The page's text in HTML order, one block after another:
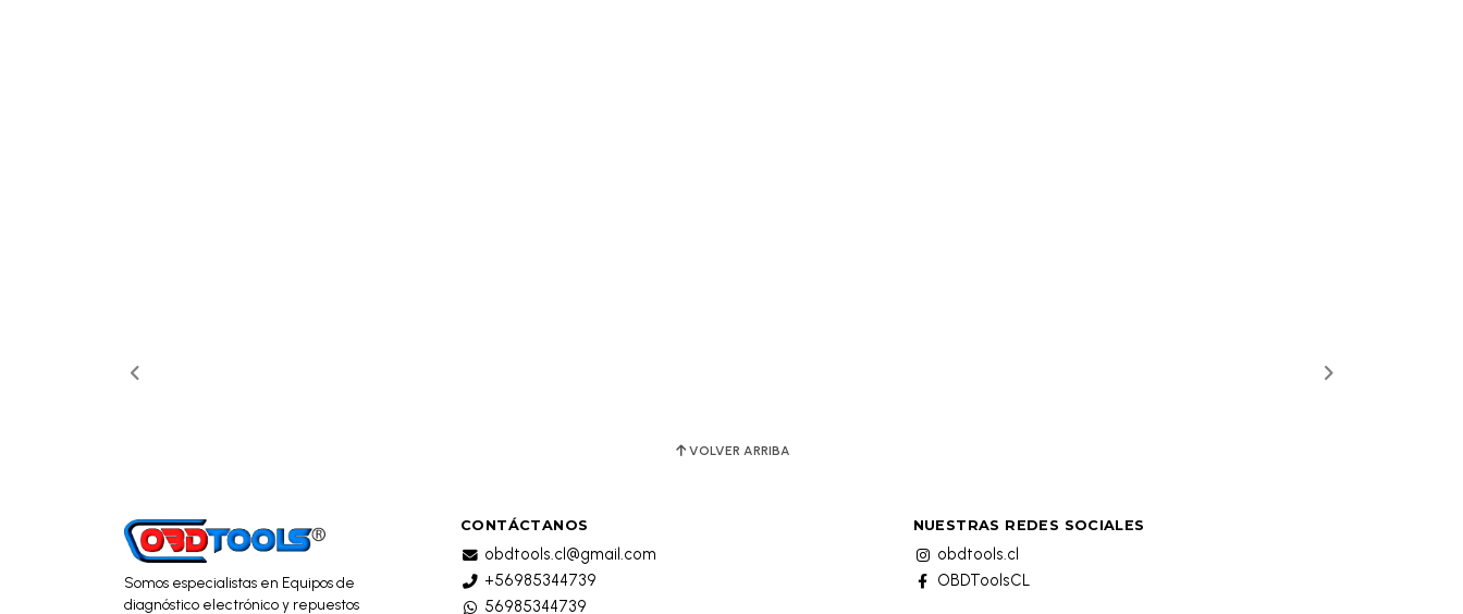
VOLVER ARRIBA
Somos especialistas en Equipos de
diagnóstico electrónico y repuestos
CONTÁCTANOS
obdtools.cl@gmail.com
+56985344739
56985344739
NUESTRAS REDES SOCIALES
obdtools.cl
OBDToolsCL